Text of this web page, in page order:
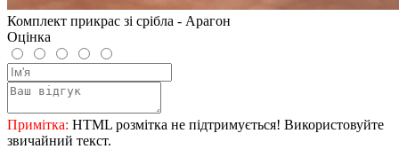
Комплект прикрас зі срібла - Арагон
Оцінка
Примітка: HTML розмітка не підтримується! Використовуйте
звичайний текст.